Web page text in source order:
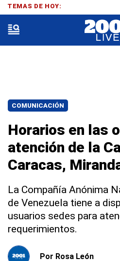
COMUNICACIÓN
Horarios en las
atención de la
Caracas,
La Compañía Anónima
de Venezuela tiene a
usuarios sedes para
requerimientos.
Por Rosa León
TEMAS DE HOY: